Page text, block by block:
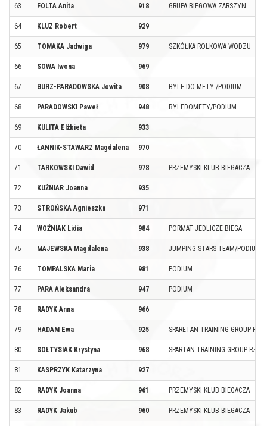
63 FOLTA Anita 918 GRUPA BIEGOWA ZARSZYN
64 KLUZ Robert 929
65 TOMAKA Jadwiga 979 SZKÓŁKA ROLKOWA WODZU
66 SOWA Iwona 969
67 BURZ-PARADOWSKA Jowita 908 BYLE DO METY /PODIUM
68 PARADOWSKI Paweł 948 BYLEDOMETY/PODIUM
69 KULITA Elżbieta 933
70 ŁANNIK-STAWARZ Magdalena 970
71 TARKOWSKI Dawid 978 PRZEMYSKI KLUB BIEGACZA
72 KUŹNIAR Joanna 935
73 STROŃSKA Agnieszka 971
74 WOŹNIAK Lidia 984 PORMAT JEDLICZE BIEGA
75 MAJEWSKA Magdalena 938 JUMPING STARS TEAM/PODIUM
76 TOMPALSKA Maria 981 PODIUM
77 PARA Aleksandra 947 PODIUM
78 RADYK Anna 966
79 HADAM Ewa 925 SPARETAN TRAINING GROUP
80 SOŁTYSIAK Krystyna 968 SPARTAN TRAINING GROUP
81 KASPRZYK Katarzyna 927
82 RADYK Joanna 961 PRZEMYSKI KLUB BIEGACZA
83 RADYK Jakub 960 PRZEMYSKI KLUB BIEGACZA